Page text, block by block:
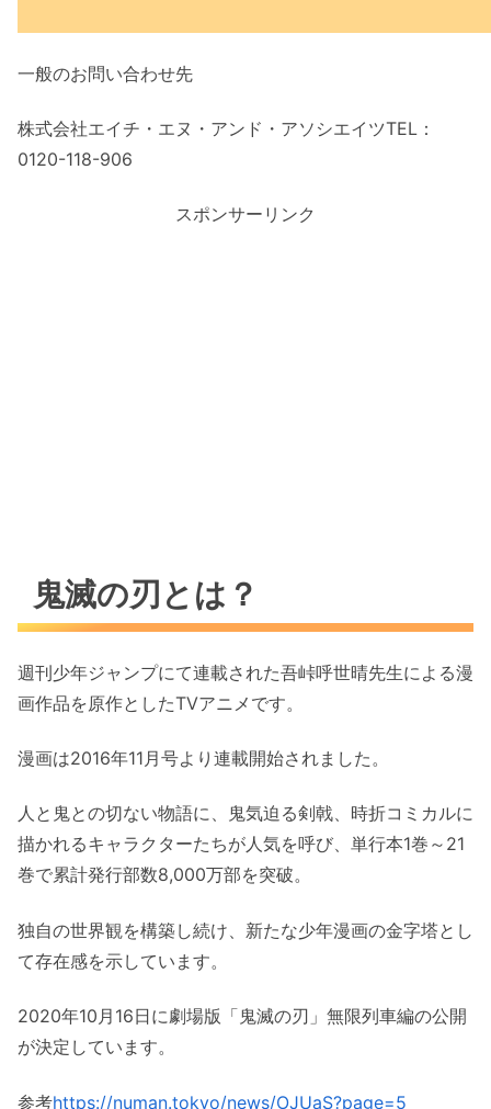
一般のお問い合わせ先
株式会社エイチ・エヌ・アンド・アソシエイツTEL：
0120-118-906
スポンサーリンク
鬼滅の刃とは？
週刊少年ジャンプにて連載された吾峠呼世晴先生による漫
画作品を原作としたTVアニメです。
漫画は2016年11月号より連載開始されました。
人と鬼との切ない物語に、鬼気迫る剣戟、時折コミカルに
描かれるキャラクターたちが人気を呼び、単行本1巻～21
巻で累計発行部数8,000万部を突破。
独自の世界観を構築し続け、新たな少年漫画の金字塔とし
て存在感を示しています。
2020年10月16日に劇場版「鬼滅の刃」無限列車編の公開
が決定しています。
参考https://numan.tokyo/news/OJUaS?page=5